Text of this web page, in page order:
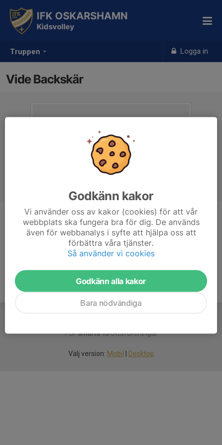
Truppen Logga in
IFK OSKARSHAMN
Kidsvolley
Vide Backskär
Position
-
Ålder
7 år
Försmartaidrottsföreningar
Välj version: Mobil Desktop
Godkänn kakor
Vi använder oss av kakor (cookies) för att vår
webbplats ska fungera bra för dig. De används
även för webbanalys i syfte att hjälpa oss att
förbättra våra tjänster.
Så använder vi cookies
Godkänn alla kakor
Bara nödvändiga